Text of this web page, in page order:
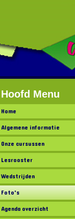
Hoofd Menu
Home
Algemene informatie
Onze cursussen
Lesrooster
Wedstrijden
Foto's
Agenda overzicht